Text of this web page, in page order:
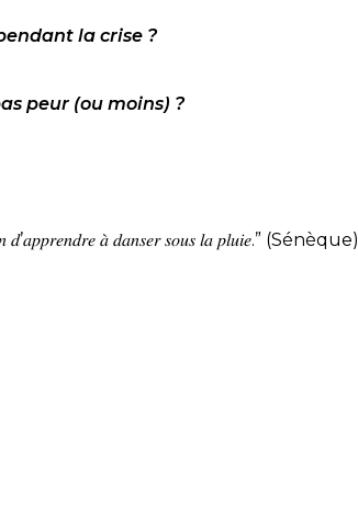
la crise ?
peur (ou moins) ?
𝑎̀ 𝑑𝑎𝑛𝑠𝑒𝑟 𝑠𝑜𝑢𝑠 𝑙𝑎 𝑝𝑙𝑢𝑖𝑒.” (Sénèque)